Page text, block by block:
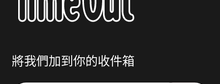
將我們加到你的收件箱